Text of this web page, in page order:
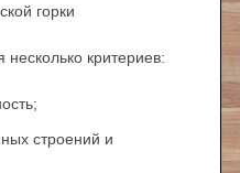
горки
критериев:
строений и